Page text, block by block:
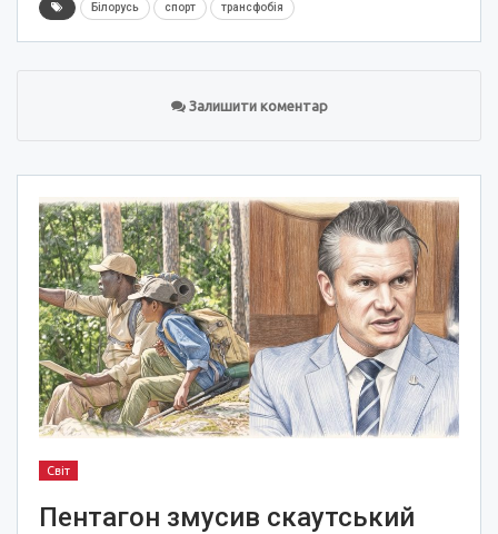
Білорусь спорт трансфобія
Залишити коментар
Світ
Пентагон змусив скаутський